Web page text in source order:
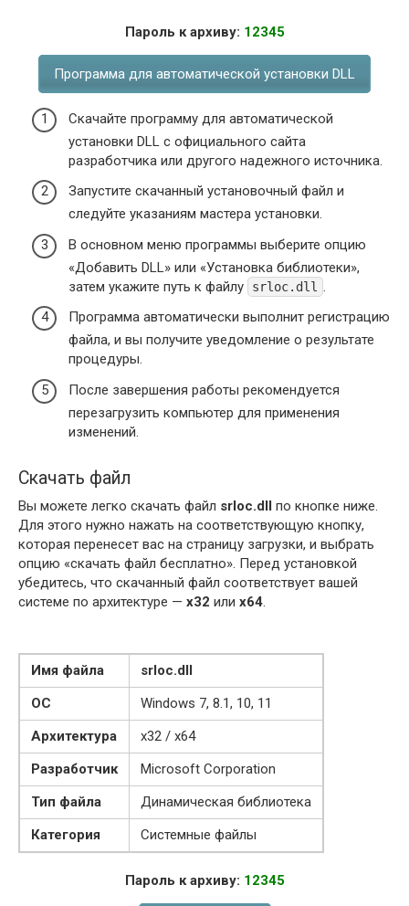
Пароль к архиву: 12345
Программа для автоматической установки DLL
Скачайте программу для автоматической
установки DLL с официального сайта
разработчика или другого надежного источника.
Запустите скачанный установочный файл и
следуйте указаниям мастера установки.
В основном меню программы выберите опцию
«Добавить DLL» или «Установка библиотеки»,
затем укажите путь к файлу
srloc.dll .
Программа автоматически выполнит регистрацию
файла, и вы получите уведомление о результате
процедуры.
После завершения работы рекомендуется
перезагрузить компьютер для применения
изменений.
Скачать файл
Вы можете легко скачать файл srloc.dll по кнопке ниже.
Для этого нужно нажать на соответствующую кнопку,
которая перенесет вас на страницу загрузки, и выбрать
опцию «скачать файл бесплатно». Перед установкой
убедитесь, что скачанный файл соответствует вашей
системе по архитектуре — x32 или x64.
Имя файла
srloc.dll
ОС
Windows 7, 8.1, 10, 11
Архитектура
x32 / x64
Разработчик
Microsoft Corporation
Тип файла
Динамическая библиотека
Категория
Системные файлы
Пароль к архиву: 12345